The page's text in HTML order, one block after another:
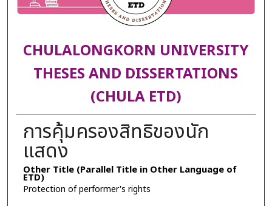
CHULALONGKORN UNIVERSITY
THESES AND DISSERTATIONS
(CHULA ETD)
การคุ้มครองสิทธิของนัก
แสดง
Other Title (Parallel Title in Other Language of
ETD)
Protection of performer's rights